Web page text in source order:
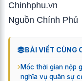
Chinhphu.vn
Nguồn Chính Phủ
BÀI VIẾT CÙNG
Mốc thời gian nộp
nghĩa vụ quân sự